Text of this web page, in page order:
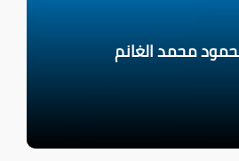
محمد الغانم